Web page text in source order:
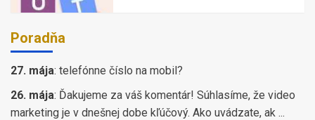
Poradňa
27. mája: telefónne číslo na mobil?
26. mája: Ďakujeme za váš komentár! Súhlasíme, že video
marketing je v dnešnej dobe kľúčový. Ako uvádzate, ak ...